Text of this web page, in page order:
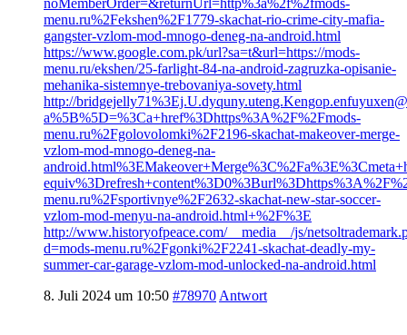
menu.ru%2Fekshen%2F1779-skachat-rio-crime-city-mafia-
gangster-vzlom-mod-mnogo-deneg-na-android.html
https://www.google.com.pk/url?sa=t&url=https://mods-
menu.ru/ekshen/25-farlight-84-na-android-zagruzka-opisanie-
mehanika-sistemnye-trebovaniya-sovety.html
http://
a%5B%5D=%3Ca+href%3Dhttps%3A%2F%2Fmods-
menu.ru%2Fgolovolomki%2F2196-skachat-makeover-merge-
vzlom-mod-mnogo-deneg-na-
menu.ru%2Fsportivnye%2F2632-skachat-new-star-soccer-
vzlom-mod-menyu-na-android.html+%2F%3E
http://www.historyofpeace.com/__media__/js/
d=mods-menu.ru%2Fgonki%2F2241-skachat-deadly-my-
summer-car-garage-vzlom-mod-unlocked-na-android.html
8. Juli 2024 um 10:50 #78970 Antwort